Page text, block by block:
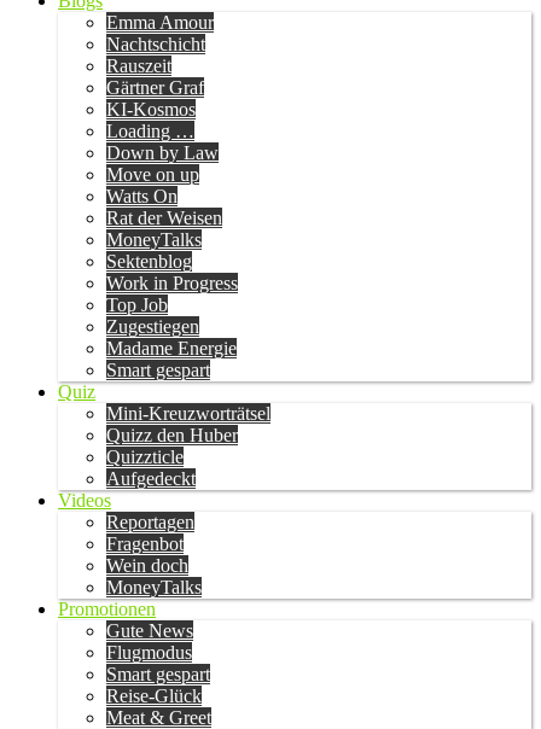
Emma Amour
Nachtschicht
Rauszeit
Gärtner Graf
KI-Kosmos
Loading …
Down by Law
Move on up
Watts On
Rat der Weisen
MoneyTalks
Sektenblog
Work in Progress
Top Job
Zugestiegen
Madame Energie
Smart gespart
Quiz
Mini-Kreuzworträtsel
Quizz den Huber
Quizzticle
Aufgedeckt
Videos
Reportagen
Fragenbot
Wein doch
MoneyTalks
Promotionen
Gute News
Flugmodus
Smart gespart
Reise-Glück
Meat & Greet